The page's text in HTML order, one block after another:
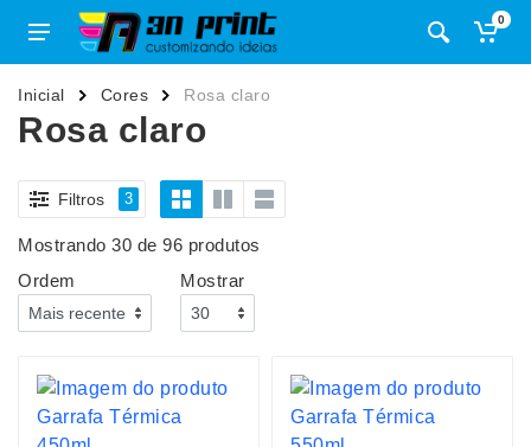
0
Inicial Cores Rosa claro
Rosa claro
Filtros 3
Mostrando 30 de 96 produtos
Ordem
Mostrar